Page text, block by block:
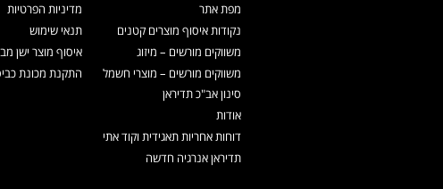
מפת אתר
נקודות איסוף מוצרים קטנים
משווקים מורשים – מיזוג
משווקים מורשים – מוצרי חשמל
סינון אב"כ תדיראן
אודות
דוחות אחריות תאגידית וקוד אתי
תדיראן אנרגיה חדשה
מדיניות הפרטיות
תנאי שימוש
איסוף מוצר ישן
התקנת מכונת